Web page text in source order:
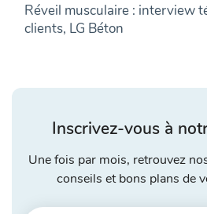
Réveil musculaire : interview
clients, LG Béton
Inscrivez-vous à
Une fois par mois, retrouvez
conseils et bons plans de